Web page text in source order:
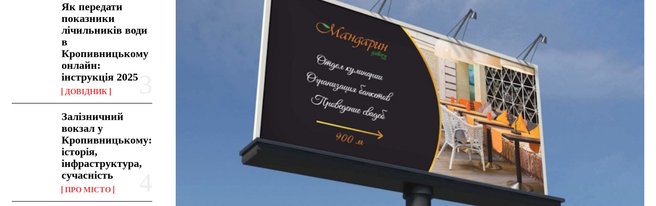
Як передати
показники
лічильників води
в
Кропивницькому
онлайн:
інструкція 2025
ДОВІДНИК
Залізничний
вокзал у
Кропивницькому:
історія,
інфраструктура,
сучасність
ПРО МІСТО